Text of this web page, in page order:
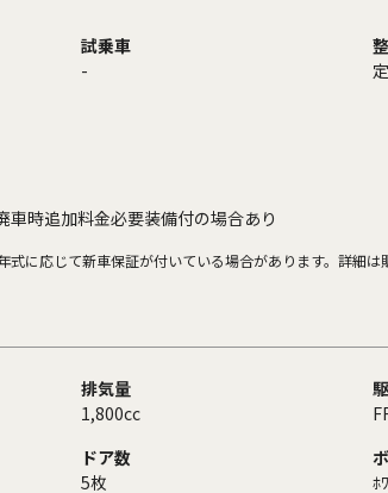
試乗車
-
時追加料金必要装備付の場合あり
式に応じて新車保証が付いている場合があります。詳細は
排気量
1,800cc
ドア数
5枚
ﾎ